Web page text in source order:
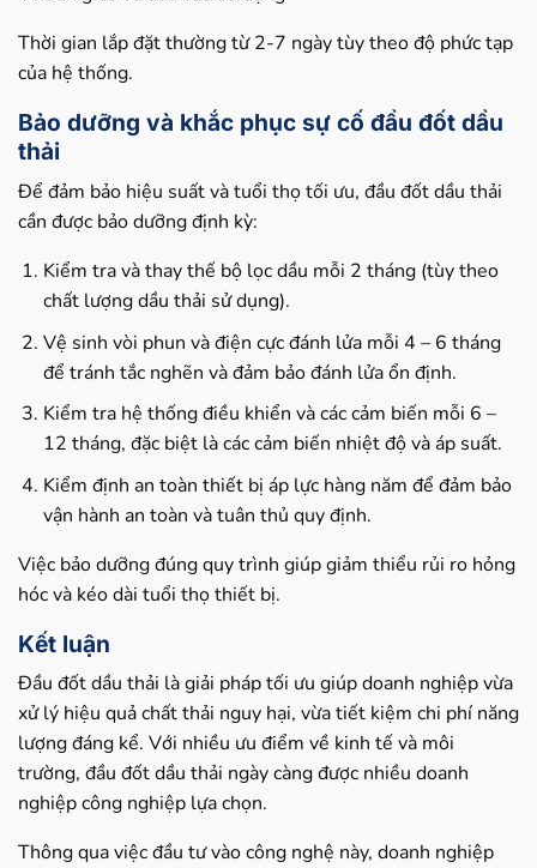
Thời gian lắp đặt thường từ 2-7 ngày tùy theo độ phức tạp
của hệ thống.
Bảo dưỡng và khắc phục sự cố đầu đốt dầu
thải
Để đảm bảo hiệu suất và tuổi thọ tối ưu, đầu đốt dầu thải
cần được bảo dưỡng định kỳ:
Kiểm tra và thay thế bộ lọc dầu mỗi 2 tháng (tùy theo
chất lượng dầu thải sử dụng).
Vệ sinh vòi phun và điện cực đánh lửa mỗi 4 – 6 tháng
để tránh tắc nghẽn và đảm bảo đánh lửa ổn định.
Kiểm tra hệ thống điều khiển và các cảm biến mỗi 6 –
12 tháng, đặc biệt là các cảm biến nhiệt độ và áp suất.
Kiểm định an toàn thiết bị áp lực hàng năm để đảm bảo
vận hành an toàn và tuân thủ quy định.
Việc bảo dưỡng đúng quy trình giúp giảm thiểu rủi ro hỏng
hóc và kéo dài tuổi thọ thiết bị.
Kết luận
Đầu đốt dầu thải là giải pháp tối ưu giúp doanh nghiệp vừa
xử lý hiệu quả chất thải nguy hại, vừa tiết kiệm chi phí năng
lượng đáng kể. Với nhiều ưu điểm về kinh tế và môi
trường, đầu đốt dầu thải ngày càng được nhiều doanh
nghiệp công nghiệp lựa chọn.
Thông qua việc đầu tư vào công nghệ này, doanh nghiệp